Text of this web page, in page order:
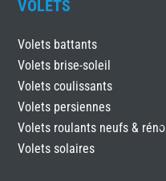
VOLETS
Volets battants
Volets brise-soleil
Volets coulissants
Volets persiennes
Volets roulants neufs & réno
Volets solaires